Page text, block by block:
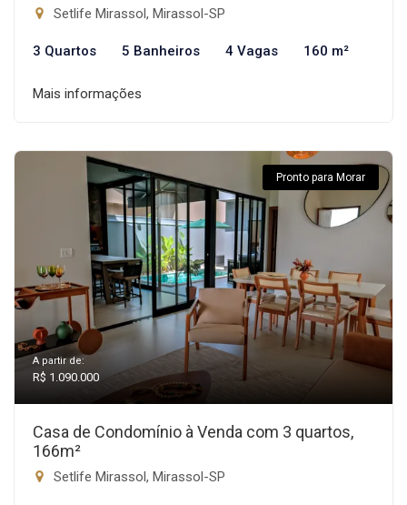
Setlife Mirassol, Mirassol-SP
3 Quartos 5 Banheiros 4 Vagas 160 m²
Mais informações
Pronto para Morar
A partir de:
R$ 1.090.000
Casa de Condomínio à Venda com 3 quartos,
166m²
Setlife Mirassol, Mirassol-SP